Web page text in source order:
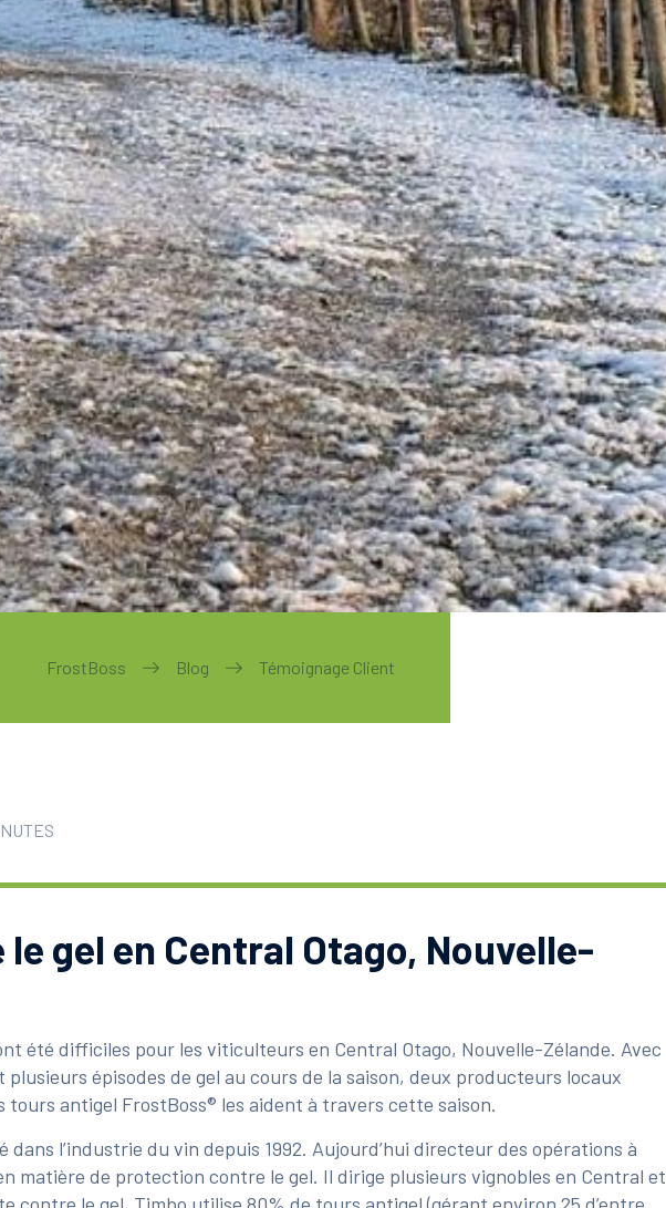
FrostBoss Blog Témoignage Client
gel en Central Otago, Nouvelle-
été difficiles pour les viticulteurs en Central Otago, Nouvelle-Zélande. Avec
épisodes de gel au cours de la saison, deux producteurs locaux
antigel FrostBoss® les aident à travers cette saison.
dans l’industrie du vin depuis 1992. Aujourd’hui directeur des opérations à
matière de protection contre le gel. Il dirige plusieurs vignobles en Central et